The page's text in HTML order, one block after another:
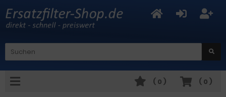
( 0 )
( 0 )